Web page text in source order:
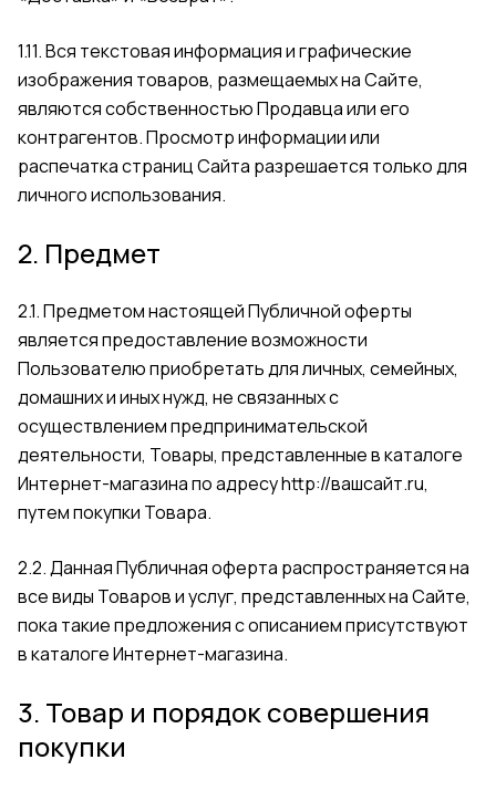
1.11. Вся текстовая информация и графические
изображения товаров, размещаемых на Сайте,
являются собственностью Продавца или его
контрагентов. Просмотр информации или
распечатка страниц Сайта разрешается только для
личного использования.
2. Предмет
2.1. Предметом настоящей Публичной оферты
является предоставление возможности
Пользователю приобретать для личных, семейных,
домашних и иных нужд, не связанных с
осуществлением предпринимательской
деятельности, Товары, представленные в каталоге
Интернет-магазина по адресуhttp://вашсайт.ru,
путем покупки Товара.
2.2. Данная Публичная оферта распространяется на
все виды Товаров и услуг, представленных на Сайте,
пока такие предложения с описанием присутствуют
в каталоге Интернет-магазина.
3. Товар и порядок совершения
покупки